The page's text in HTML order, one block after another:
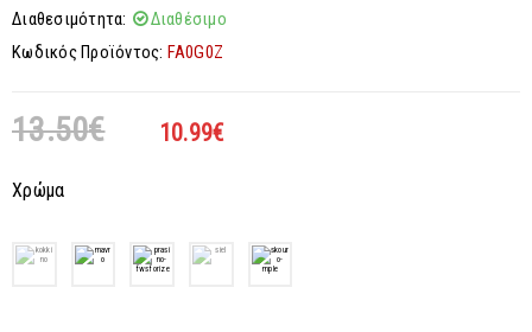
Διαθεσιμότητα:
Διαθέσιμο
Κωδικός Προϊόντος: FA0G0Z
13.50€ 10.99€
Χρώμα